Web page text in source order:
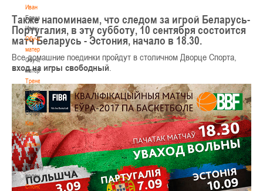
Иван
Едешко
Иван
Обучающие
материалы
Обучающие
материалы
Тренерам
Тренерам
Сотрудничество
Сотрудничество
Как
стать
волонтером
Как
стать
волонтером
Спонсоры
Также напоминаем, что следом за игрой Беларусь-
Португалия, в эту субботу, 10 сентября состоится
матч Беларусь - Эстония, начало в 18.30.
Все домашние поединки пройдут в столичном Дворце Спорта,
вход на игры свободный